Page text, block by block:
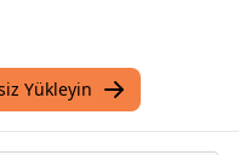
Yükleyin